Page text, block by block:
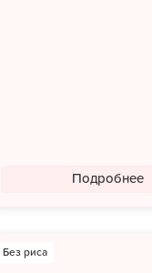
Подробнее
Без риса